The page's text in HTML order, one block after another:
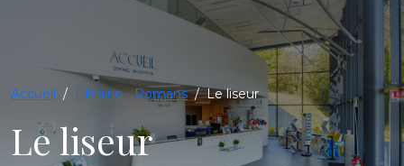
Accueil / Librairie - Romans / Le liseur
Le liseur